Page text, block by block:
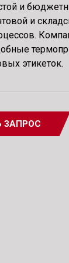
и
и
этикеток.
ЗАПРОС